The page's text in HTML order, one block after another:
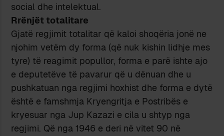
social dhe intelektual.
Rrënjët totalitare
Gjatë regjimit totalitar që kaloi shoqëria jonë ne
njohim vetëm dy forma (që nuk kishin lidhje mes
tyre) të reagimit popullor, forma e parë ishte ajo
e deputetëve të pavarur që u dënuan dhe u
pushkatuan nga regjimi hoxhist dhe forma e dytë
është e famshmja Kryengritja e Postribës e
kryesuar nga Jup Kazazi e cila u shtyp nga
regjimi. Që nga 1946 e deri në vitet 90 në